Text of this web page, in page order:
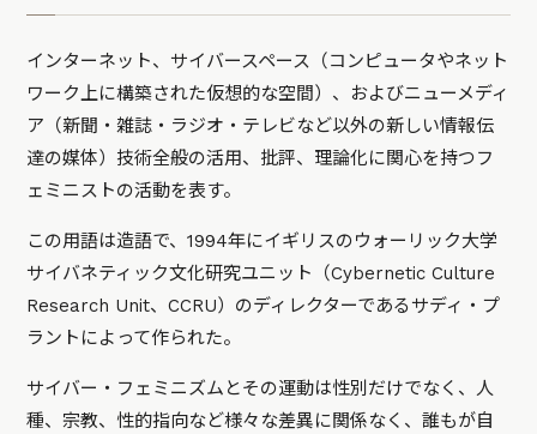
インターネット、サイバースペース（コンピュータやネット
ワーク上に構築された仮想的な空間）、およびニューメディ
ア（新聞・雑誌・ラジオ・テレビなど以外の新しい情報伝
達の媒体）技術全般の活用、批評、理論化に関心を持つフ
ェミニストの活動を表す。
この用語は造語で、1994年にイギリスのウォーリック大学
サイバネティック文化研究ユニット（Cybernetic Culture
Research Unit、CCRU）のディレクターであるサディ・プ
ラントによって作られた。
サイバー・フェミニズムとその運動は性別だけでなく、人
種、宗教、性的指向など様々な差異に関係なく、誰もが自